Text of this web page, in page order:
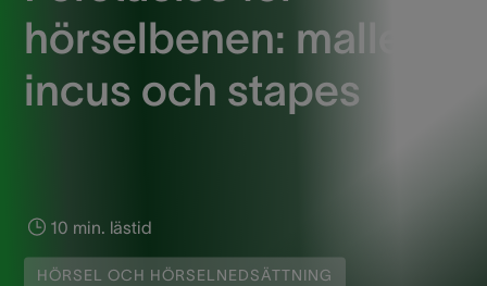
hörselbenen: malleus,
incus och stapes
10 min. lästid
HÖRSEL OCH HÖRSELNEDSÄTTNING